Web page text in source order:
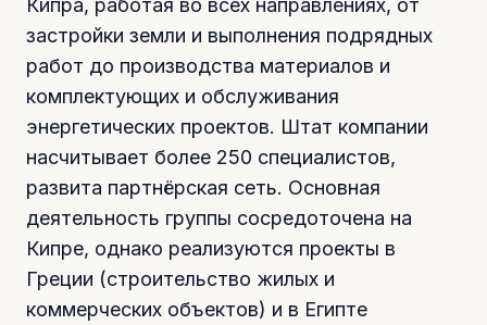
Кипра, работая во всех направлениях, от
застройки земли и выполнения подрядных
работ до производства материалов и
комплектующих и обслуживания
энергетических проектов. Штат компании
насчитывает более 250 специалистов,
развита партнёрская сеть. Основная
деятельность группы сосредоточена на
Кипре, однако реализуются проекты в
Греции (строительство жилых и
коммерческих объектов) и в Египте